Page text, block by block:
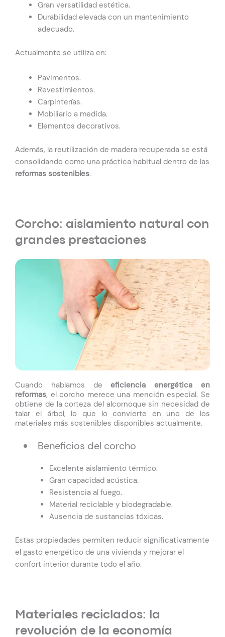
Gran versatilidad estética.
Durabilidad elevada con un mantenimiento
adecuado.
Actualmente se utiliza en:
Pavimentos.
Revestimientos.
Carpinterías.
Mobiliario a medida.
Elementos decorativos.
Además, la reutilización de madera recuperada se está
consolidando como una práctica habitual dentro de las
reformas sostenibles.
Corcho: aislamiento natural con
grandes prestaciones
Cuando hablamos deeficiencia energética en
reformas, el corcho merece una mención especial. Se
obtiene de la corteza del alcornoque sin necesidad de
talar el árbol, lo que lo convierte en uno de los
materiales más sostenibles disponibles actualmente.
Beneficios del corcho
Excelente aislamiento térmico.
Gran capacidad acústica.
Resistencia al fuego.
Material reciclable y biodegradable.
Ausencia de sustancias tóxicas.
Estas propiedades permiten reducir significativamente
el gasto energético de una vivienda y mejorar el
confort interior durante todo el año.
Materiales reciclados: la
revolución de la economía